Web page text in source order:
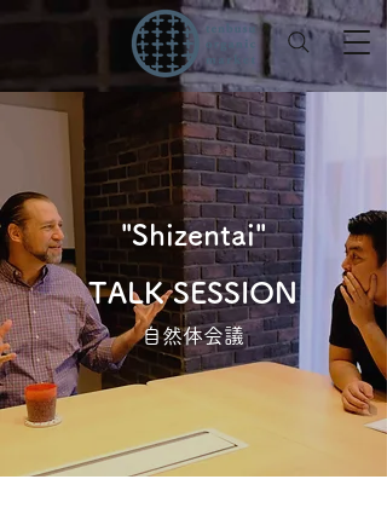
"Shizentai"
TALK SESSION
​自然体会議